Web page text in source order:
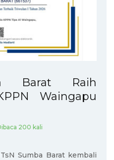
Barat Raih
Waingapu
200 kali
Sumba Barat kembali